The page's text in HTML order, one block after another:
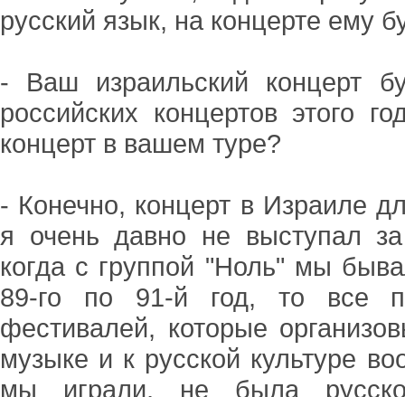
русский язык, на концерте ему
- Ваш израильский концерт
российских концертов этого
концерт в вашем туре?
- Конечно, концерт в Израиле
я очень давно не выступал
когда с группой "Ноль" мы
89-го по 91-й год, то все
фестивалей, которые
музыке и к русской культуре
мы играли, не была